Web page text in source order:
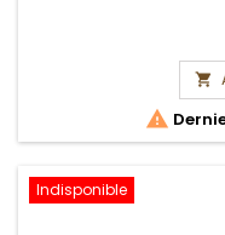


Indisponible